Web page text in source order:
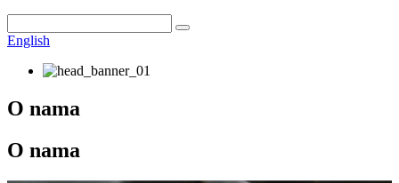
English
O nama
O nama